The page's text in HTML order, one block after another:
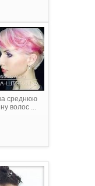
среднюю
волос ...